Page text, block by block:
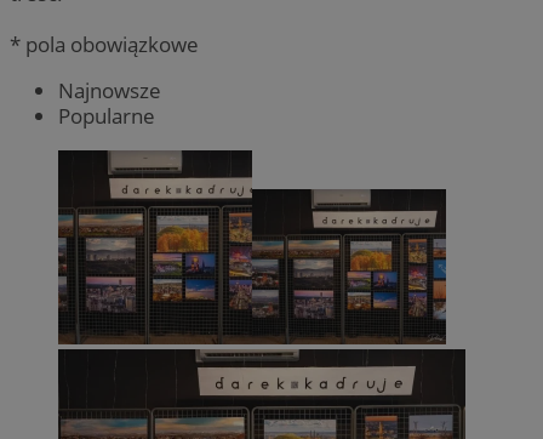
* pola obowiązkowe
Najnowsze
Popularne